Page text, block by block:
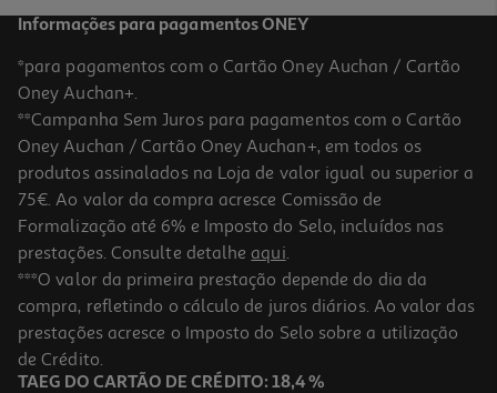
-20%
Caneta Correctora Auchan
1.99 €/un
Price reduced from
2,49 €to
1,99 €
Promoção
Informações para pagamentos ONEY
*para pagamentos com o Cartão Oney Auchan / Cartão
Oney Auchan+.
**Campanha Sem Juros para pagamentos com o Cartão
Oney Auchan / Cartão Oney Auchan+, em todos os
produtos assinalados na Loja de valor igual ou superior a
75€. Ao valor da compra acresce Comissão de
Formalização até 6% e Imposto do Selo, incluídos nas
prestações. Consulte detalhe aqui.
***O valor da primeira prestação depende do dia da
compra, refletindo o cálculo de juros diários. Ao valor das
prestações acresce o Imposto do Selo sobre a utilização
de Crédito.
TAEG DO CARTÃO DE CRÉDITO: 18,4 %